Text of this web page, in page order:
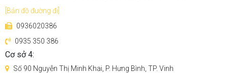
[Bản đồ đường đi]
0936020386
0935 350 386
Cơ sở 4:
Số 90 Nguyễn Thị Minh Khai, P. Hưng Bình, TP. Vinh